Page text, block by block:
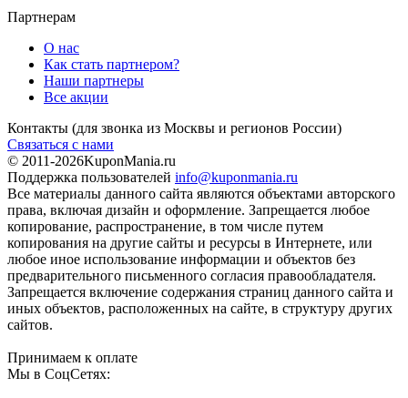
Партнерам
О нас
Как стать партнером?
Наши партнеры
Все акции
Контакты (для звонка из Москвы и регионов России)
Связаться с нами
© 2011-2026KuponMania.ru
Поддержка пользователей info@kuponmania.ru
Все материалы данного сайта являются объектами авторского
права, включая дизайн и оформление. Запрещается любое
копирование, распространение, в том числе путем
копирования на другие сайты и ресурсы в Интернете, или
любое иное использование информации и объектов без
предварительного письменного согласия правообладателя.
Запрещается включение содержания страниц данного сайта и
иных объектов, расположенных на сайте, в структуру других
сайтов.
Принимаем к оплате
Мы в СоцСетях: